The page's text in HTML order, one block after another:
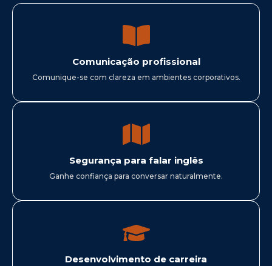
Comunicação profissional
Comunique-se com clareza em ambientes corporativos.
Segurança para falar inglês
Ganhe confiança para conversar naturalmente.
Desenvolvimento de carreira